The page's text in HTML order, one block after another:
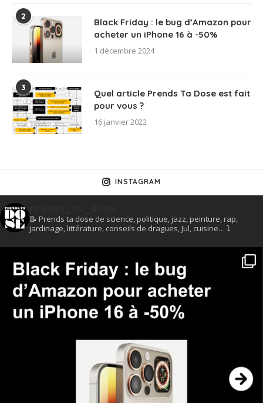
2
Black Friday : le bug d’Amazon pour
acheter un iPhone 16 à -50%
1 décembre 2024
3
Quel article Prends Ta Dose est fait
pour vous ?
16 janvier 2022
INSTAGRAM
📝 Prends ta dose de science, politique, jazz, peinture, rap,
jardinage, littérature, conseils de dragues, Jul, cuisine… ⤵️